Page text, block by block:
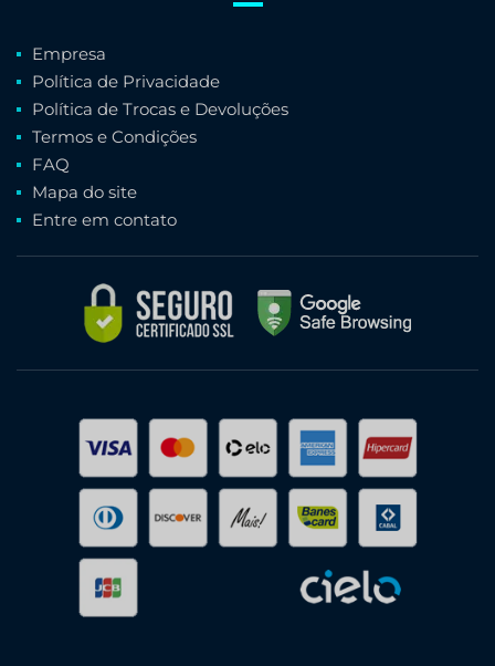
Empresa
Política de Privacidade
Política de Trocas e Devoluções
Termos e Condições
FAQ
Mapa do site
Entre em contato